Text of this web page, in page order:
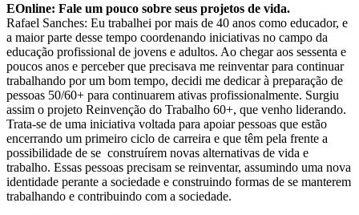
EOnline: Fale um pouco sobre seus projetos de vida.
Rafael Sanches: Eu trabalhei por mais de 40 anos como educador, e
a maior parte desse tempo coordenando iniciativas no campo da
educação profissional de jovens e adultos. Ao chegar aos sessenta e
poucos anos e perceber que precisava me reinventar para continuar
trabalhando por um bom tempo, decidi me dedicar à preparação de
pessoas 50/60+ para continuarem ativas profissionalmente. Surgiu
assim o projeto Reinvenção do Trabalho 60+, que venho liderando.
Trata-se de uma iniciativa voltada para apoiar pessoas que estão
encerrando um primeiro ciclo de carreira e que têm pela frente a
possibilidade de se construírem novas alternativas de vida e
trabalho. Essas pessoas precisam se reinventar, assumindo uma nova
identidade perante a sociedade e construindo formas de se manterem
trabalhando e contribuindo com a sociedade.